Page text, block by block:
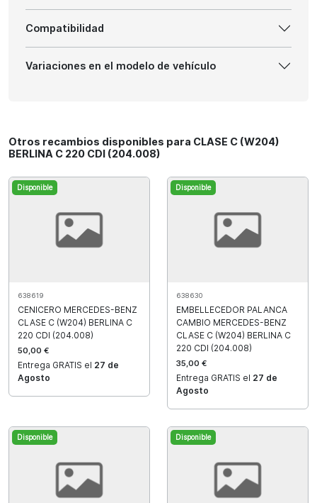
Compatibilidad
Variaciones en el modelo de vehículo
Otros recambios disponibles para CLASE C (W204)
BERLINA C 220 CDI (204.008)
Disponible
638619
CENICERO MERCEDES-BENZ
CLASE C (W204) BERLINA C
220 CDI (204.008)
50,00 €
Entrega GRATIS el 27 de
Agosto
Disponible
638630
EMBELLECEDOR PALANCA
CAMBIO MERCEDES-BENZ
CLASE C (W204) BERLINA C
220 CDI (204.008)
35,00 €
Entrega GRATIS el 27 de
Agosto
Disponible Disponible